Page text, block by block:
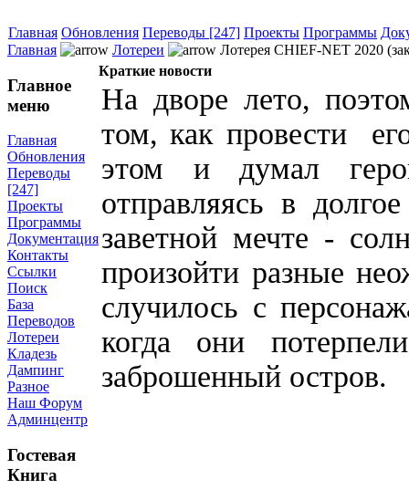
Главная Обновления Переводы [247] Проекты Программы
Главная
Лотереи Лотерея CHIEF-NET 2020
Главное
меню
Главная
Обновления
Переводы
[247]
Проекты
Программы
Документация
Контакты
Ссылки
Поиск
База
Переводов
Лотереи
Кладезь
Дампинг
Разное
Наш Форум
Админцентр
Гостевая
Книга
Краткие новости
На дворе лето,
том, как провести
этом и думал
отправляясь в
заветной мечте -
произойти разные
случилось с
когда они
заброшенный остров.